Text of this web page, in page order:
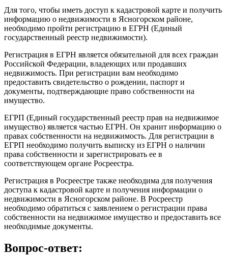
Для того, чтобы иметь доступ к кадастровой карте и получить
информацию о недвижимости в Ясногорском районе,
необходимо пройти регистрацию в ЕГРН (Единый
государственный реестр недвижимости).
Регистрация в ЕГРН является обязательной для всех граждан
Российской Федерации, владеющих или продавших
недвижимость. При регистрации вам необходимо
предоставить свидетельство о рождении, паспорт и
документы, подтверждающие право собственности на
имущество.
ЕГРП (Единый государственный реестр прав на недвижимое
имущество) является частью ЕГРН. Он хранит информацию о
правах собственности на недвижимость. Для регистрации в
ЕГРП необходимо получить выписку из ЕГРН о наличии
права собственности и зарегистрировать ее в
соответствующем органе Росреестра.
Регистрация в Росреестре также необходима для получения
доступа к кадастровой карте и получения информации о
недвижимости в Ясногорском районе. В Росреестр
необходимо обратиться с заявлением о регистрации права
собственности на недвижимое имущество и предоставить все
необходимые документы.
Вопрос-ответ: